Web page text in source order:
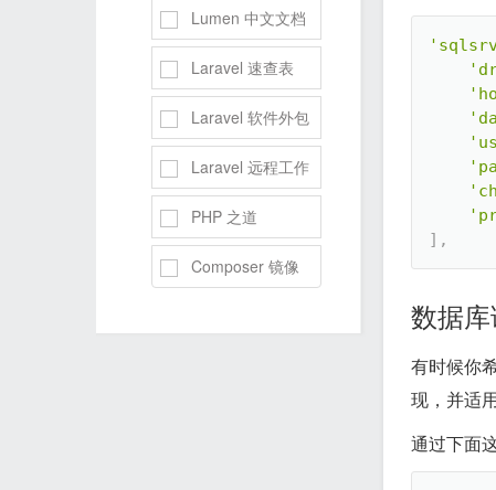
Lumen 中文文档
Laravel 速查表
Laravel 软件外包
Laravel 远程工作
PHP 之道
Composer 镜像
] ,
数据
有时候你
现，并适
通过下面